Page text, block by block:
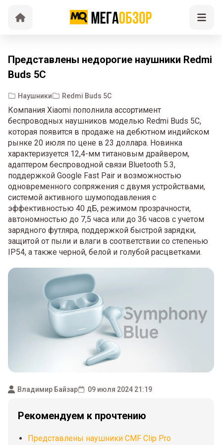
Представлены недорогие наушники Redmi
Buds 5C
Наушники Redmi Buds 5C
Компания Xiaomi пополнила ассортимент
беспроводных наушников моделью Redmi Buds 5C,
которая появится в продаже на дебютном индийском
рынке 20 июля по цене в 23 доллара. Новинка
характеризуется 12,4-мм титановым драйвером,
адаптером беспроводной связи Bluetooth 5.3,
поддержкой Google Fast Pair и возможностью
одновременного сопряжения с двумя устройствами,
системой активного шумоподавления с
эффективностью 40 дБ, режимом прозрачности,
автономностью до 7,5 часа или до 36 часов с учетом
зарядного футляра, поддержкой быстрой зарядки,
защитой от пыли и влаги в соответствии со степенью
IP54, а также черной, белой и голубой расцветками.
Владимир Байзар 09 июля 2024 21:19
Рекомендуем к прочтению
Представлены наушники CMF Clip Pro